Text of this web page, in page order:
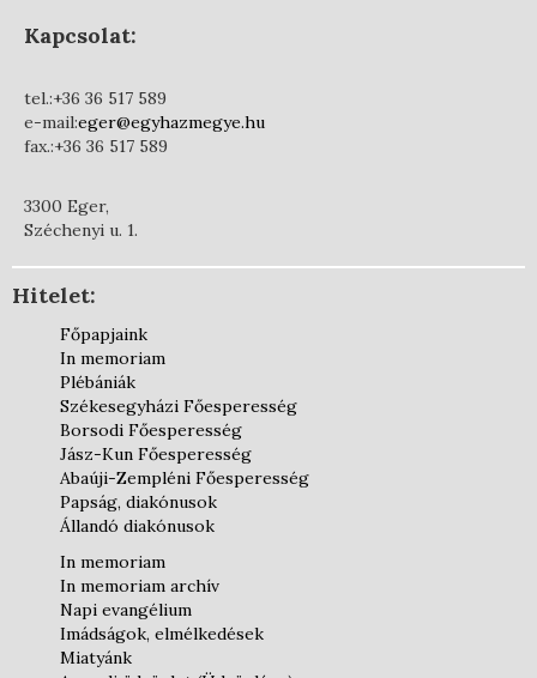
Kapcsolat:
tel.:+36 36 517 589
e-mail:eger@egyhazmegye.hu
fax.:+36 36 517 589
3300 Eger,
Széchenyi u. 1.
Hitelet:
Főpapjaink
In memoriam
Plébániák
Székesegyházi Főesperesség
Borsodi Főesperesség
Jász-Kun Főesperesség
Abaúji-Zempléni Főesperesség
Papság, diakónusok
Állandó diakónusok
In memoriam
In memoriam archív
Napi evangélium
Imádságok, elmélkedések
Miatyánk